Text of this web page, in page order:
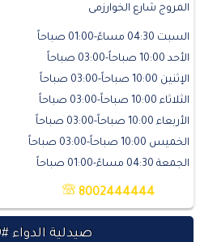
المروج شارع الخوارزمى
السبت 04:30 مساءً-01:00 صباحاً
الأحد 10:00 صباحاً-03:00 صباحاً
الإثنين 10:00 صباحاً-03:00 صباحاً
الثلاثاء 10:00 صباحاً-03:00 صباحاً
الأربعاء 10:00 صباحاً-03:00 صباحاً
الخميس 10:00 صباحاً-03:00 صباحاً
الجمعة 04:30 مساءً-01:00 صباحاً
8002444444
صيدلية الدواء #469